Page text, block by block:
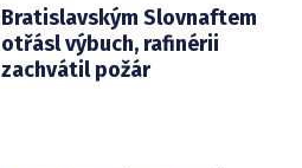
Bratislavským Slovnaftem
otřásl výbuch, rafinérii
zachvátil požár